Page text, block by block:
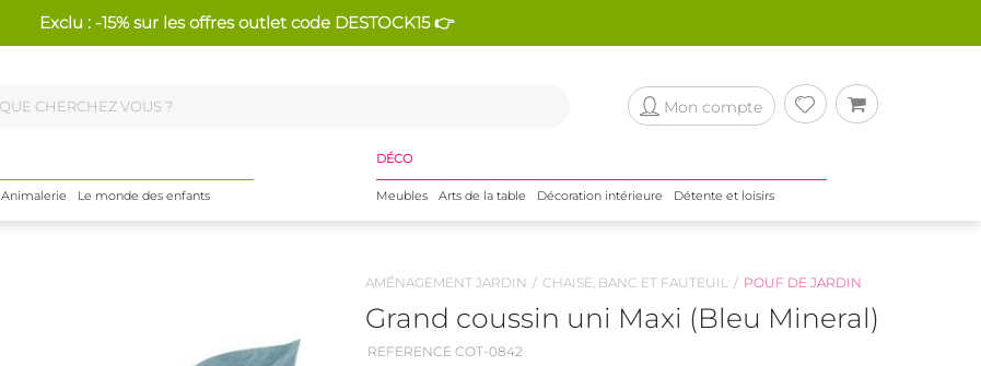
Exclu : -15% sur les offres outlet code DESTOCK15 👉
Mon compte
Animalerie Le monde des enfants
DÉCO
Meubles Arts de la table Décoration intérieure Détente et loisirs
AMÉNAGEMENT JARDIN CHAISE, BANC ET FAUTEUIL POUF DE JARDIN
Grand coussin uni Maxi (Bleu Mineral)
REFERENCE COT-0842